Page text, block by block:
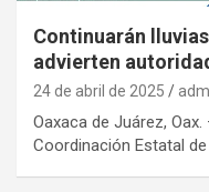
Continuarán
advierten
24 de abril de 2025
Oaxaca de Juárez,
Coordinación Estatal